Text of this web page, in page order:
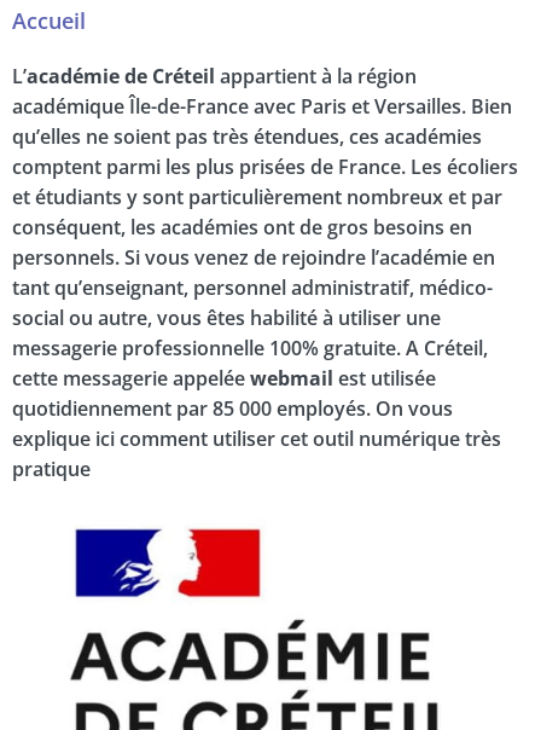
Accueil
L’académie de Créteil appartient à la région
académique Île-de-France avec Paris et Versailles. Bien
qu’elles ne soient pas très étendues, ces académies
comptent parmi les plus prisées de France. Les écoliers
et étudiants y sont particulièrement nombreux et par
conséquent, les académies ont de gros besoins en
personnels. Si vous venez de rejoindre l’académie en
tant qu’enseignant, personnel administratif, médico-
social ou autre, vous êtes habilité à utiliser une
messagerie professionnelle 100% gratuite. A Créteil,
cette messagerie appeléewebmail est utilisée
quotidiennement par 85 000 employés. On vous
explique ici comment utiliser cet outil numérique très
pratique